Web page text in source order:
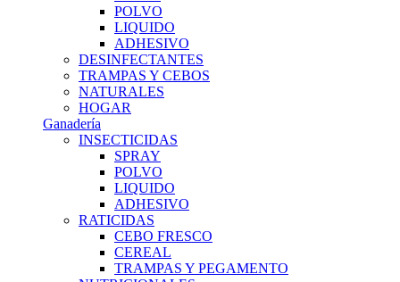
POLVO
LIQUIDO
ADHESIVO
DESINFECTANTES
TRAMPAS Y CEBOS
NATURALES
HOGAR
Ganadería
INSECTICIDAS
SPRAY
POLVO
LIQUIDO
ADHESIVO
RATICIDAS
CEBO FRESCO
CEREAL
TRAMPAS Y PEGAMENTO